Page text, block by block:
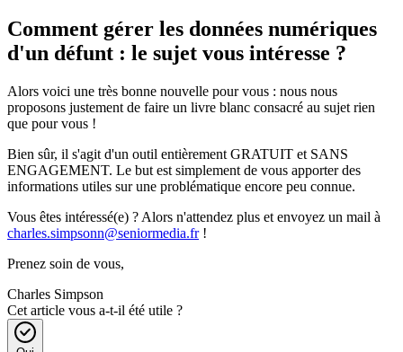
Comment gérer les données numériques
d'un défunt : le sujet vous intéresse ?
Alors voici une très bonne nouvelle pour vous : nous nous
proposons justement de faire un livre blanc consacré au sujet rien
que pour vous !
Bien sûr, il s'agit d'un outil entièrement GRATUIT et SANS
ENGAGEMENT. Le but est simplement de vous apporter des
informations utiles sur une problématique encore peu connue.
Vous êtes intéressé(e) ? Alors n'attendez plus et envoyez un mail à
charles.simpsonn@seniormedia.fr!
Prenez soin de vous,
Charles Simpson
Cet article vous a-t-il été utile ?